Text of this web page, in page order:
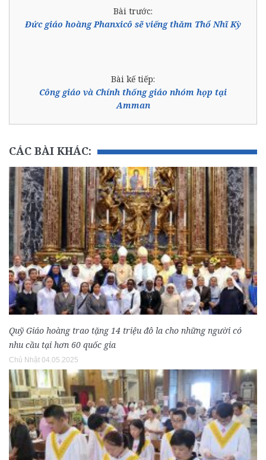
Bài trước:
Đức giáo hoàng Phanxicô sẽ viếng thăm Thổ Nhĩ Kỳ
Bài kế tiếp:
Công giáo và Chính thống giáo nhóm họp tại
Amman
CÁC BÀI KHÁC:
Quỹ Giáo hoàng trao tặng 14 triệu đô la cho những người có
nhu cầu tại hơn 60 quốc gia
Chủ Nhật 04.05.2025